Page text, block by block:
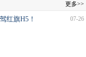
更多>>
红旗H5！ 07-26